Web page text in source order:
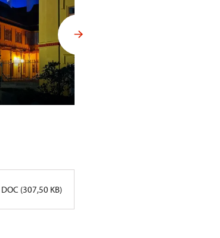
DOC (307,50 KB)